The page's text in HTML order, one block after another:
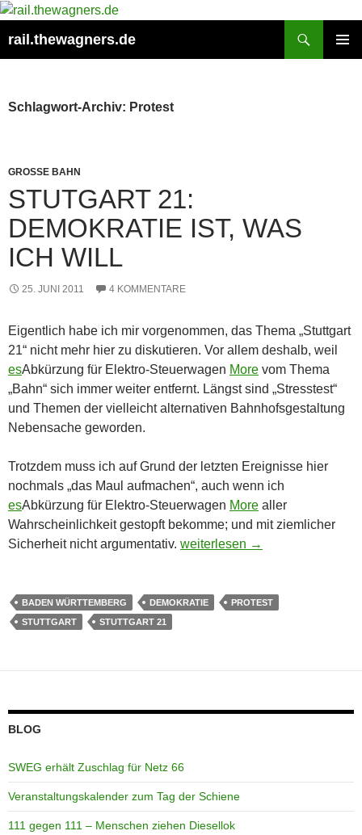
Zum
springen
rail.thewagners.de
Schlagwort-Archiv: Protest
GROSSE BAHN
STUTGART 21:
DEMOKRATIE IST, WAS
ICH WILL
25. JUNI 2011 4 KOMMENTARE
Eigentlich habe ich mir vorgenommen, das Thema „Stuttgart
21“ nicht mehr hier zu diskutieren. Vor allem deshalb, weil
esAbkürzung für Elektro-Steuerwagen More vom Thema
„Bahn“ sich immer weiter entfernt. Längst sind „Stresstest“
und Themen der vielleicht alternativen Bahnhofsgestaltung
Nebensache geworden.
Trotzdem muss ich auf Grund der letzten Ereignisse hier
nochmals „das Maul aufmachen“, auch wenn ich
esAbkürzung für Elektro-Steuerwagen More aller
Wahrscheinlichkeit gestopft bekomme; und mit ziemlicher
Sicherheit nicht argumentativ. Stutgart 21: Demokratie ist,
weiterlesen →
BADEN WÜRTTEMBERG DEMOKRATIE
PROTEST
STUTTGART
STUTTGART 21
BLOG
SWEG erhält Zuschlag für Netz 66
Veranstaltungskalender zum Tag der Schiene
111 gegen 111 – Menschen ziehen Diesellok